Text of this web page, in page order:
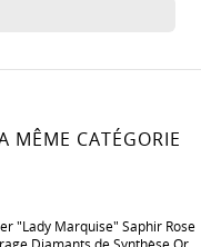
MÊME CATÉGORIE